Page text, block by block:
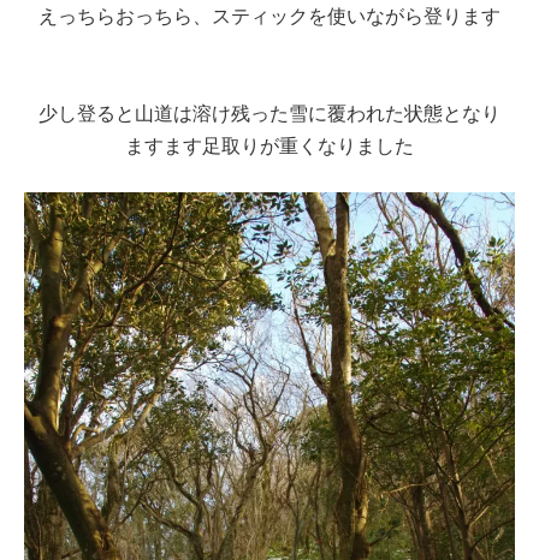
えっちらおっちら、スティックを使いながら登ります
少し登ると山道は溶け残った雪に覆われた状態となり
ますます足取りが重くなりました